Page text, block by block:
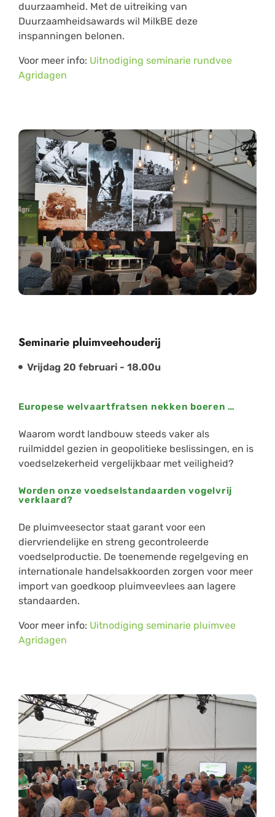
duurzaamheid. Met de uitreiking van
Duurzaamheidsawards wil MilkBE deze
inspanningen belonen.
Voor meer info: Uitnodiging seminarie rundvee
Agridagen
Seminarie pluimveehouderij
Vrijdag 20 februari- 18.00u
Europese welvaartfratsen nekken boeren …
Waarom wordt landbouw steeds vaker als
ruilmiddel gezien in geopolitieke beslissingen, en is
voedselzekerheid vergelijkbaar met veiligheid?
Worden onze voedselstandaarden vogelvrij
verklaard?
De pluimveesector staat garant voor een
diervriendelijke en streng gecontroleerde
voedselproductie. De toenemende regelgeving en
internationale handelsakkoorden zorgen voor meer
import van goedkoop pluimveevlees aan lagere
standaarden.
Voor meer info: Uitnodiging seminarie pluimvee
Agridagen